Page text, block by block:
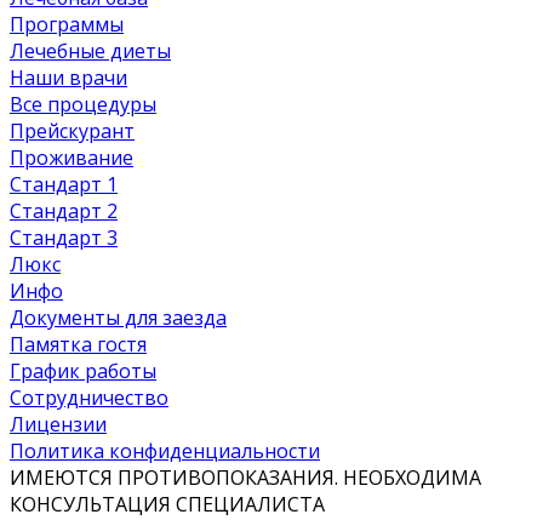
Программы
Лечебные диеты
Наши врачи
Все процедуры
Прейскурант
Проживание
Стандарт 1
Стандарт 2
Стандарт 3
Люкс
Инфо
Документы для заезда
Памятка гостя
График работы
Сотрудничество
Лицензии
Политика конфиденциальности
ИМЕЮТСЯ ПРОТИВОПОКАЗАНИЯ. НЕОБХОДИМА
КОНСУЛЬТАЦИЯ СПЕЦИАЛИСТА